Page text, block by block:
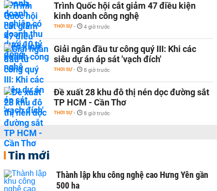
Trình Quốc hội cắt giảm 47 điều kiện
kinh doanh công nghệ
THỜI SỰ - 4 giờ trước
Giải ngân đầu tư công quý III: Khi các
siêu dự án áp sát 'vạch đích'
THỜI SỰ - 8 giờ trước
Đề xuất 28 khu đô thị nén dọc đường sắt
TP HCM - Cần Thơ
THỜI SỰ - 8 giờ trước
Tin mới
Thành lập khu công nghệ cao Hưng Yên gần
500 ha